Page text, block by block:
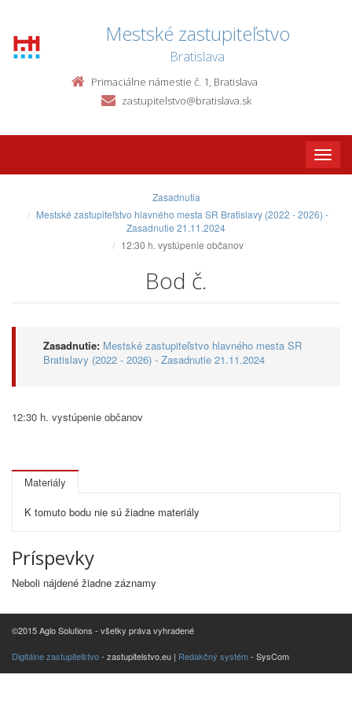
Mestské zastupiteľstvo
Bratislava
Primaciálne námestie č. 1, Bratislava
zastupitelstvo@bratislava.sk
Toggle
Zasadnutia
Mestské zastupiteľstvo hlavného mesta SR Bratislavy (2022 - 2026) -
Zasadnutie 21.11.2024
12:30 h. vystúpenie občanov
Bod č.
Zasadnutie: Mestské zastupiteľstvo hlavného mesta SR
Bratislavy (2022 - 2026) - Zasadnutie 21.11.2024
12:30 h. vystúpenie občanov
Materiály
K tomuto bodu nie sú žiadne materiály
Príspevky
Neboli nájdené žiadne záznamy
©2015 Aglo Solutions - všetky práva vyhradené
Digitálne zastupiteľstvo- zastupitelstvo.eu | Redakčný systém- SysCom